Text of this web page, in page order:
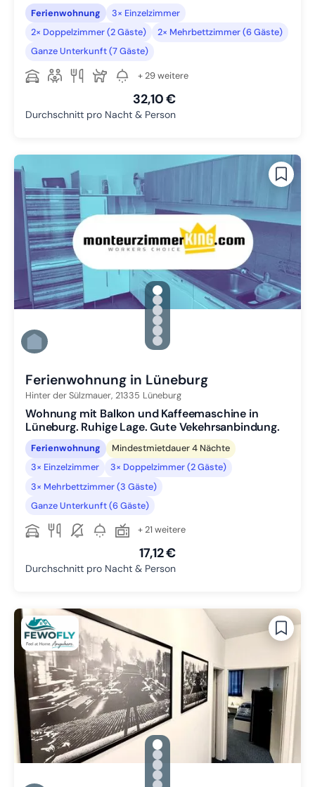
Ferienwohnung
3× Einzelzimmer
2× Doppelzimmer (2 Gäste)
2× Mehrbettzimmer (6 Gäste)
Ganze Unterkunft (7 Gäste)
+ 29 weitere
32,10 €
Durchschnitt pro Nacht & Person
gallery.slide_selector
Zu Slide 1 wechseln
Zu Slide 2 wechseln
Zu Slide 3 wechseln
Zu Slide 4 wechseln
Zu Slide 5 wechseln
Zu Slide 6 wechseln
Ferienwohnung in Lüneburg
Hinter der Sülzmauer, 21335 Lüneburg
Wohnung mit Balkon und Kaffeemaschine in
Lüneburg. Ruhige Lage. Gute Vekehrsanbindung.
Ferienwohnung
Mindestmietdauer 4 Nächte
3× Einzelzimmer
3× Doppelzimmer (2 Gäste)
3× Mehrbettzimmer (3 Gäste)
Ganze Unterkunft (6 Gäste)
+ 21 weitere
17,12 €
Durchschnitt pro Nacht & Person
gallery.slide_selector
Zu Slide 1 wechseln
Zu Slide 2 wechseln
Zu Slide 3 wechseln